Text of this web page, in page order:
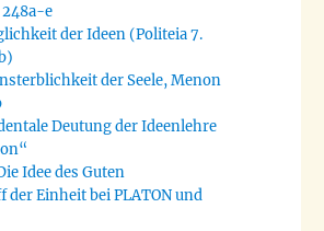
e
der Ideen (Politeia 7.
der Seele, Menon
Deutung der Ideenlehre
Idee des Guten
der Einheit bei PLATON und